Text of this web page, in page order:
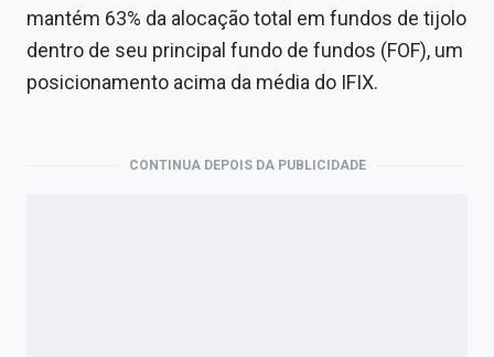
mantém 63% da alocação total em fundos de tijolo
dentro de seu principal fundo de fundos (FOF), um
posicionamento acima da média do IFIX.
CONTINUA DEPOIS DA PUBLICIDADE